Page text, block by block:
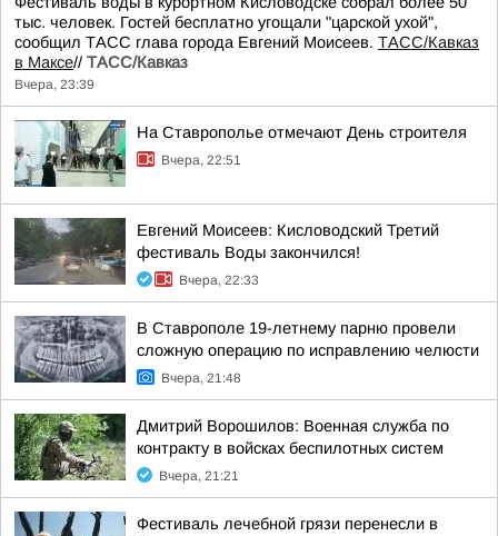
тыс. человек. Гостей бесплатно угощали "царской ухой",
сообщил ТАСС глава города Евгений Моисеев. ТАСС/Кавказ
в Максе// ТАСС/Кавказ
Вчера, 23:39
На Ставрополье отмечают День строителя
Вчера, 22:51
Евгений Моисеев: Кисловодский Третий
фестиваль Воды закончился!
Вчера, 22:33
В Ставрополе 19-летнему парню провели
сложную операцию по исправлению челюсти
Вчера, 21:48
Дмитрий Ворошилов: Военная служба по
контракту в войсках беспилотных систем
Вчера, 21:21
Фестиваль лечебной грязи перенесли в